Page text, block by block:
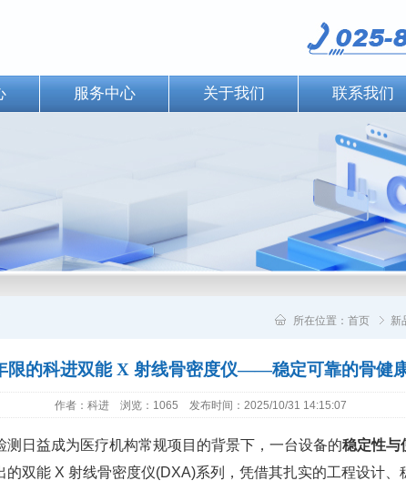
服务中心 关于我们 联系我们
所在位置： 首页 新
限的科进双能 X 射线骨密度仪——稳定可靠的骨健
作者：科进 浏览：1065 发布时间：2025/10/31 14:15:07
测日益成为医疗机构常规项目的背景下，一台设备的稳定性与
的双能 X 射线骨密度仪(DXA)系列，凭借其扎实的工程设计、